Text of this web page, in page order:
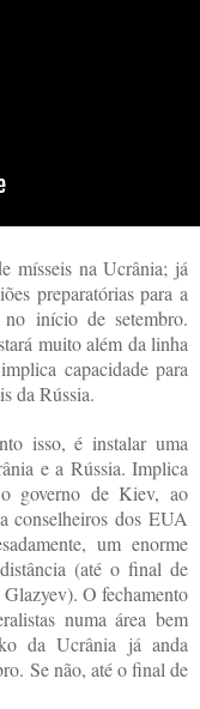
mísseis na Ucrânia; já
preparatórias para a
início de setembro.
muito além da linha
capacidade para
da Rússia.
isso, é instalar uma
e a Rússia. Implica
o governo de Kiev, ao
conselheiros dos EUA
um enorme
(até o final de
O fechamento
numa área bem
da Ucrânia já anda
Se não, até o final de